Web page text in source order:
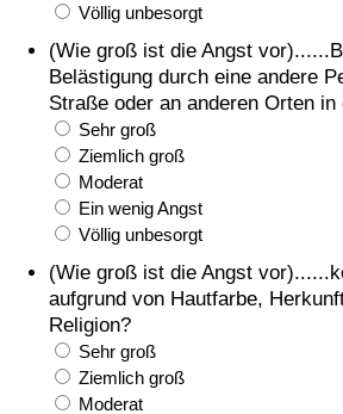
Völlig unbesorgt
(Wie groß ist die Angst
Belästigung durch eine andere
Straße oder an anderen Orten
Sehr groß
Ziemlich groß
Moderat
Ein wenig Angst
Völlig unbesorgt
(Wie groß ist die Angst
aufgrund von Hautfarbe,
Religion?
Sehr groß
Ziemlich groß
Moderat